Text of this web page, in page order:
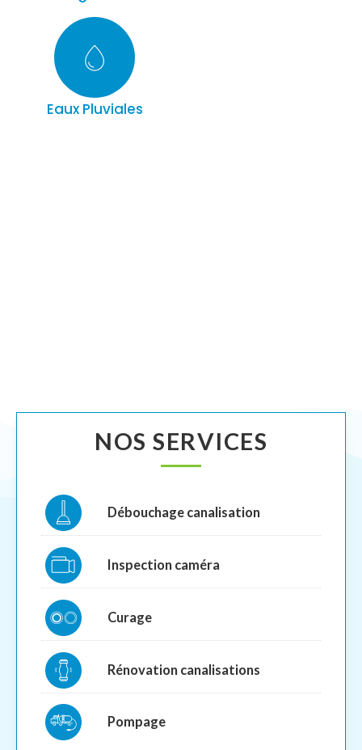
Eaux Pluviales
NOS SERVICES
Débouchage canalisation
Inspection caméra
Curage
Rénovation canalisations
Pompage